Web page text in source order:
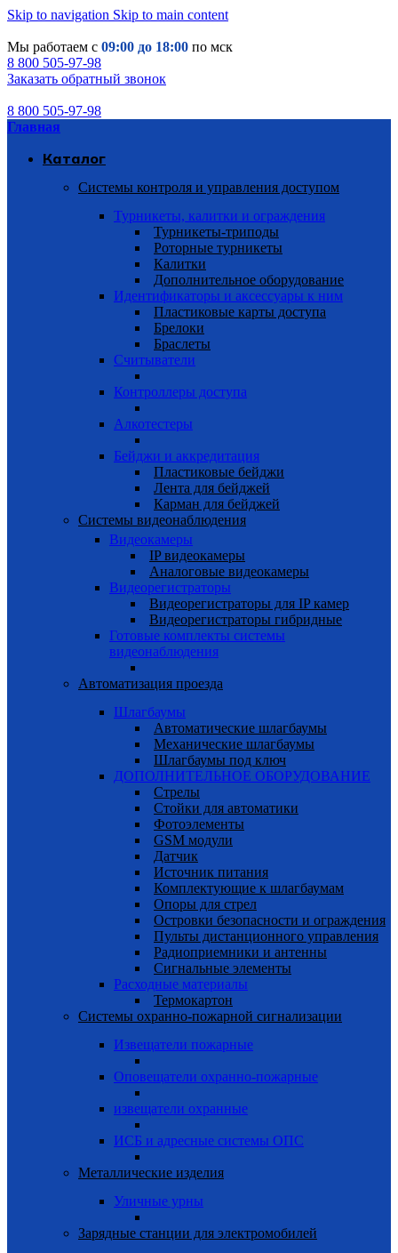
Skip to navigation Skip to main content
Мы работаем с 09:00 до 18:00 по мск
8 800 505-97-98
Заказать обратный звонок
8 800 505-97-98
Главная
Каталог
Системы контроля и управления доступом
Турникеты, калитки и ограждения
Турникеты-триподы
Роторные турникеты
Калитки
Дополнительное оборудование
Идентификаторы и аксессуары к ним
Пластиковые карты доступа
Брелоки
Браслеты
Считыватели
Контроллеры доступа
Алкотестеры
Бейджи и аккредитация
Пластиковые бейджи
Лента для бейджей
Карман для бейджей
Системы видеонаблюдения
Видеокамеры
IP видеокамеры
Аналоговые видеокамеры
Видеорегистраторы
Видеорегистраторы для IP камер
Видеорегистраторы гибридные
Готовые комплекты системы
видеонаблюдения
Автоматизация проезда
Шлагбаумы
Автоматические шлагбаумы
Механические шлагбаумы
Шлагбаумы под ключ
ДОПОЛНИТЕЛЬНОЕ ОБОРУДОВАНИЕ
Стрелы
Cтойки для автоматики
Фотоэлементы
GSM модули
Датчик
Источник питания
Комплектующие к шлагбаумам
Опоры для стрел
Островки безопасности и ограждения
Пульты дистанционного управления
Радиоприемники и антенны
Сигнальные элементы
Расходные материалы
Термокартон
Системы охранно-пожарной сигнализации
Извещатели пожарные
Оповещатели охранно-пожарные
извещатели охранные
ИСБ и адресные системы ОПС
Металлические изделия
Уличные урны
Зарядные станции для электромобилей